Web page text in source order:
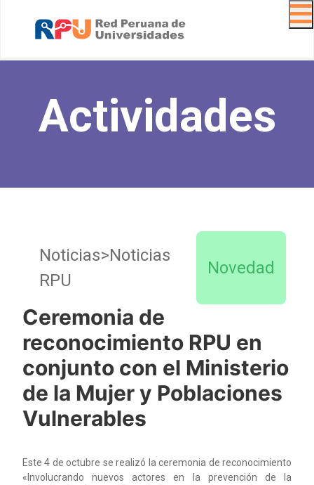
Actividades
Noticias>Noticias
RPU
Novedad
Ceremonia de
reconocimiento RPU en
conjunto con el Ministerio
de la Mujer y Poblaciones
Vulnerables
Este 4 de octubre se realizó la ceremonia de reconocimiento
«Involucrando nuevos actores en la prevención de la